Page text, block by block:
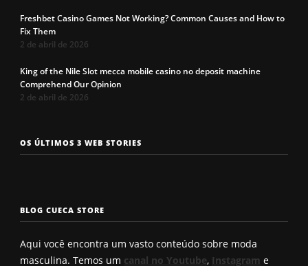
Freshbet Casino Games Not Working? Common Causes and How to
Fix Them
2 de abril de 2026
King of the Nile Slot mecca mobile casino no deposit machine
Comprehend Our Opinion
2 de abril de 2026
OS ÚLTIMOS 3 WEB STORIES
Os 7 tipos de
rosto
Cueca com
enchimento
a cueca
Roberto
BLOG CUECA STORE
Aqui você encontra um vasto conteúdo sobre moda
masculina. Temos um canal no Youtube, Instagram e